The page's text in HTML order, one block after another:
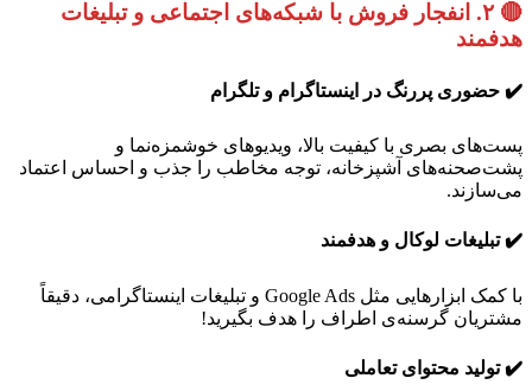
🔴
۲. انفجار فروش با شبکه‌های اجتماعی و تبلیغات
هدفمند
✔️ حضوری پررنگ در اینستاگرام و تلگرام
پست‌های بصری با کیفیت بالا، ویدیوهای خوشمزه‌نما و
پشت‌صحنه‌های آشپزخانه، توجه مخاطب را جذب و احساس اعتماد
می‌سازند.
✔️ تبلیغات لوکال و هدفمند
با کمک ابزارهایی مثل Google Ads و تبلیغات اینستاگرامی، دقیقاً
مشتریان گرسنه‌ی اطراف را هدف بگیرید!
✔️ تولید محتوای تعاملی